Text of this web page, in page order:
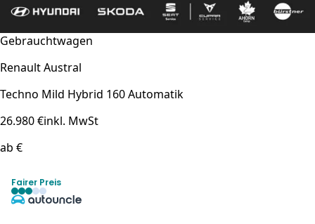
Gebrauchtwagen
Renault Austral
Techno Mild Hybrid 160 Automatik
26.980 €inkl. MwSt
ab €
Fairer Preis